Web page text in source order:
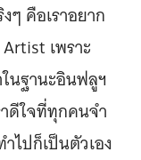
ๆ คือเราอยาก
เพราะ
นฐานะอินฟลูฯ
ดีใจที่ทุกคนจำ
ไปก็เป็นตัวเอง